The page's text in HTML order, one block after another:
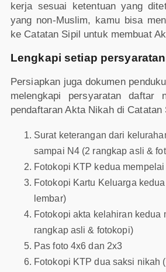
kerja sesuai ketentuan yang
yang non-Muslim, kamu bisa
ke Catatan Sipil untuk membuat
Lengkapi setiap
Persiapkan juga dokumen
melengkapi persyaratan daftar
pendaftaran Akta Nikah di Catatan
Surat keterangan dari
sampai N4 (2 rangkap asli &
Fotokopi KTP kedua
Fotokopi Kartu Keluarga
lembar)
Fotokopi akta kelahiran kedua
rangkap asli & fotokopi)
Pas foto 4x6 dan 2x3
Fotokopi KTP dua saksi nikah